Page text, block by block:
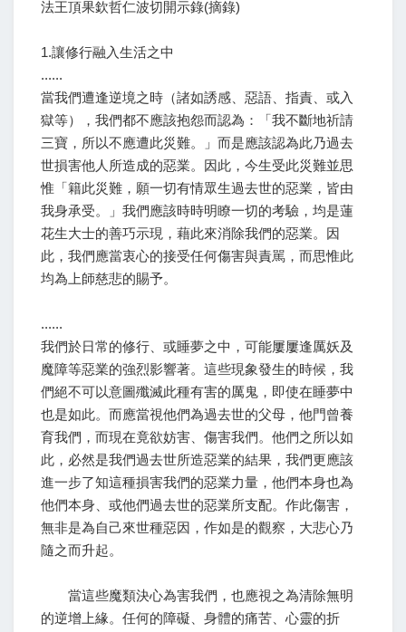
法王頂果欽哲仁波切開示錄(摘錄)
1.讓修行融入生活之中
......
當我們遭逢逆境之時（諸如誘感、惡語、指責、或入
獄等），我們都不應該抱怨而認為：「我不斷地祈請
三寶，所以不應遭此災難。」而是應該認為此乃過去
世損害他人所造成的惡業。因此，今生受此災難並思
惟「籍此災難，願一切有情眾生過去世的惡業，皆由
我身承受。」我們應該時時明瞭一切的考驗，均是蓮
花生大士的善巧示現，藉此來消除我們的惡業。因
此，我們應當衷心的接受任何傷害與責駡，而思惟此
均為上師慈悲的賜予。
......
我們於日常的修行、或睡夢之中，可能屢屢逢厲妖及
魔障等惡業的強烈影響著。這些現象發生的時候，我
們絕不可以意圖殲滅此種有害的厲鬼，即使在睡夢中
也是如此。而應當視他們為過去世的父母，他門曾養
育我們，而現在竟欲妨害、傷害我們。他們之所以如
此，必然是我們過去世所造惡業的結果，我們更應該
進一步了知這種損害我們的惡業力量，他們本身也為
他們本身、或他們過去世的惡業所支配。作此傷害，
無非是為自己來世種惡因，作如是的觀察，大悲心乃
隨之而升起。
當這些魔類決心為害我們，也應視之為清除無明
的逆增上緣。任何的障礙、身體的痛苦、心靈的折